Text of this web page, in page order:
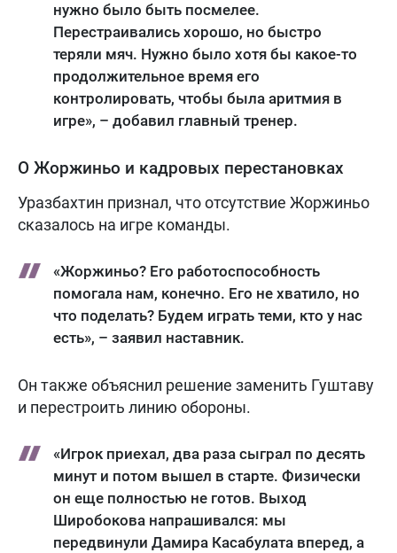
нужно было быть посмелее.
Перестраивались хорошо, но быстро
теряли мяч. Нужно было хотя бы какое-то
продолжительное время его
контролировать, чтобы была аритмия в
игре», – добавил главный тренер.
О Жоржиньо и кадровых перестановках
Уразбахтин признал, что отсутствие Жоржиньо
сказалось на игре команды.
«Жоржиньо? Его работоспособность
помогала нам, конечно. Его не хватило, но
что поделать? Будем играть теми, кто у нас
есть», – заявил наставник.
Он также объяснил решение заменить Гуштаву
и перестроить линию обороны.
«Игрок приехал, два раза сыграл по десять
минут и потом вышел в старте. Физически
он еще полностью не готов. Выход
Широбокова напрашивался: мы
передвинули Дамира Касабулата вперед, а